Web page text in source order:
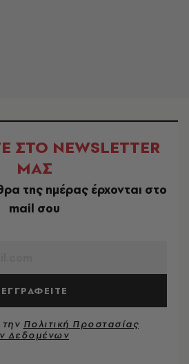
ΣΤΟ NEWSLETTER
ΜΑΣ
της ημέρας έρχονται στο
mail σου
ΕΓΓΡΑΦΕΙΤΕ
Πολιτική Προστασίας
Δεδομένων